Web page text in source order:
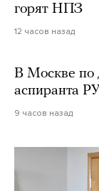
горят НПЗ
12 часов назад
В Москве по
аспиранта
9 часов назад